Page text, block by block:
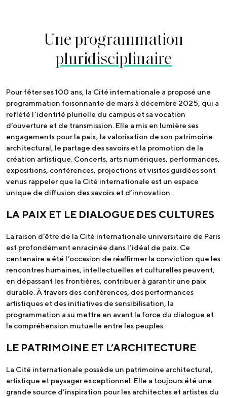
Une programmation
pluridisciplinaire
Pour fêter ses 100 ans, la Cité internationale a proposé une
programmation foisonnante de mars à décembre 2025, qui a
reflété l’identité plurielle du campus et sa vocation
d’ouverture et de transmission. Elle a mis en lumière ses
engagements pour la paix, la valorisation de son patrimoine
architectural, le partage des savoirs et la promotion de la
création artistique. Concerts, arts numériques, performances,
expositions, conférences, projections et visites guidées sont
venus rappeler que la Cité internationale est un espace
unique de diffusion des savoirs et d’innovation.
LA PAIX ET LE DIALOGUE DES CULTURES
La raison d’être de la Cité internationale universitaire de Paris
est profondément enracinée dans l’idéal de paix. Ce
centenaire a été l’occasion de réaffirmer la conviction que les
rencontres humaines, intellectuelles et culturelles peuvent,
en dépassant les frontières, contribuer à garantir une paix
durable. À travers des conférences, des performances
artistiques et des initiatives de sensibilisation, la
programmation a su mettre en avant la force du dialogue et
la compréhension mutuelle entre les peuples.
LE PATRIMOINE ET L’ARCHITECTURE
La Cité internationale possède un patrimoine architectural,
artistique et paysager exceptionnel. Elle a toujours été une
grande source d’inspiration pour les architectes et artistes du